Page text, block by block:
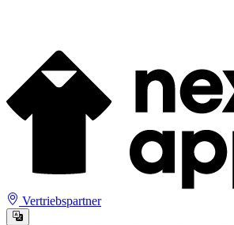
Vertriebspartner